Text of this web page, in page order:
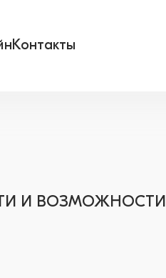
Контакты
И ВОЗМОЖНОСТИ